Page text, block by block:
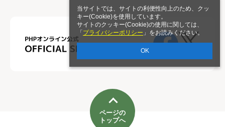
当サイトでは、サイトの利便性向上のため、クッ
キー(Cookie)を使用しています。
サイトのクッキー(Cookie)の使用に関しては、
「 プライバシーポリシー 」をお読みください。
OK
ページの
トップへ